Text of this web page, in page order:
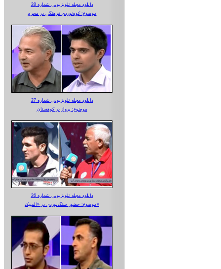
دانلود مجله تلویزیونی شماره 28
موضوع: کوه‌نوردی فرهنگی در محرم
دانلود مجله تلویزیونی شماره 27
موضوع: پرواز در کوهستان
دانلود مجله تلویزیونی شماره 26
موضوع: حضور سنگ‌نوردی در «المپیک»